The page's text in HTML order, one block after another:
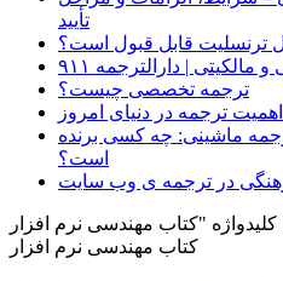
تأیید
ترنسلیت قابل قبول است؟
| دارالترجمه ۹۱۱
ترجمه تخصصی چیست؟
ترجمه در دنیای امروز
ماشینی: چه کسی برنده
است؟
در ترجمه ی وب سایت
کتاب مهندسی نرم افزار